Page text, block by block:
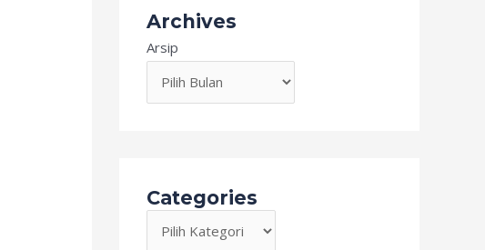
Archives
Arsip
Categories